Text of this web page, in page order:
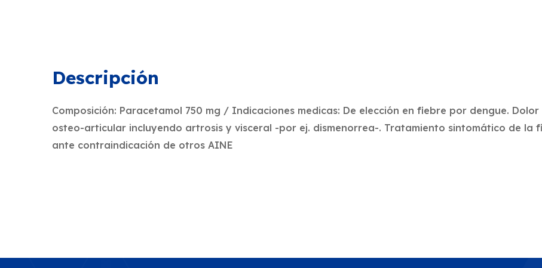
Descripción
Composición: Paracetamol 750 mg / Indicaciones medicas: De elección en fiebre por dengue.
osteo-articular incluyendo artrosis y visceral -por ej. dismenorrea-. Tratamiento sintomático de la
ante contraindicación de otros AINE